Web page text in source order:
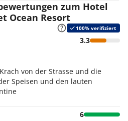
zum Hotel
Ocean Resort
100% verifiziert
3.3
von der Strasse und die
Speisen und den lauten
6